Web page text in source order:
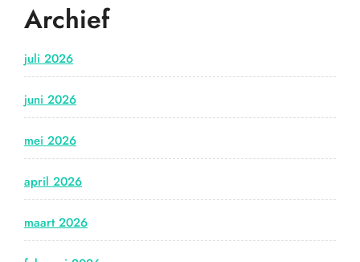
Archief
juli 2026
juni 2026
mei 2026
april 2026
maart 2026